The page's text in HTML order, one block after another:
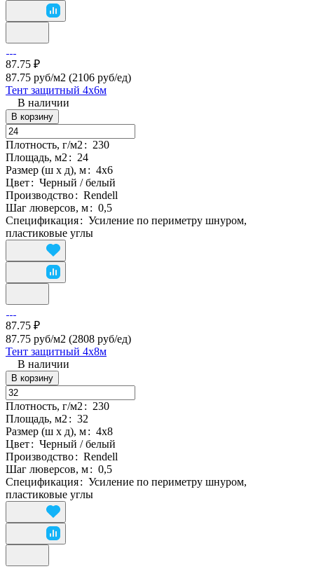
87.75 ₽
87.75 руб/м2 (2106 руб/eд)
Тент защитный 4х6м
В наличии
В корзину
Плотность, г/м2: 230
Площадь, м2: 24
Размер (ш х д), м: 4х6
Цвет: Черный / белый
Производство: Rendell
Шаг люверсов, м: 0,5
Спецификация: Усиление по периметру шнуром,
пластиковые углы
87.75 ₽
87.75 руб/м2 (2808 руб/eд)
Тент защитный 4х8м
В наличии
В корзину
Плотность, г/м2: 230
Площадь, м2: 32
Размер (ш х д), м: 4х8
Цвет: Черный / белый
Производство: Rendell
Шаг люверсов, м: 0,5
Спецификация: Усиление по периметру шнуром,
пластиковые углы